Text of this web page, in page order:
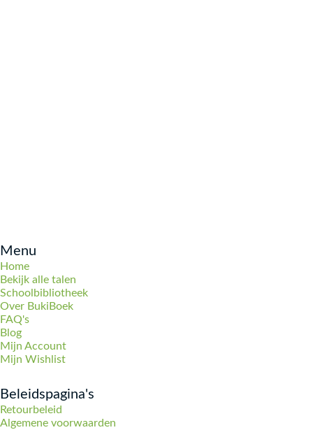
Menu
Home
Bekijk alle talen
Schoolbibliotheek
Over BukiBoek
FAQ's
Blog
Mijn Account
Mijn Wishlist
Beleidspagina's
Retourbeleid
Algemene voorwaarden